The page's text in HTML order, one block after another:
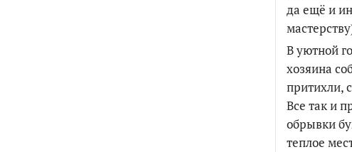
да ещё и
В уютной
хозяина
притихли,
Все так и
обрывки
теплое